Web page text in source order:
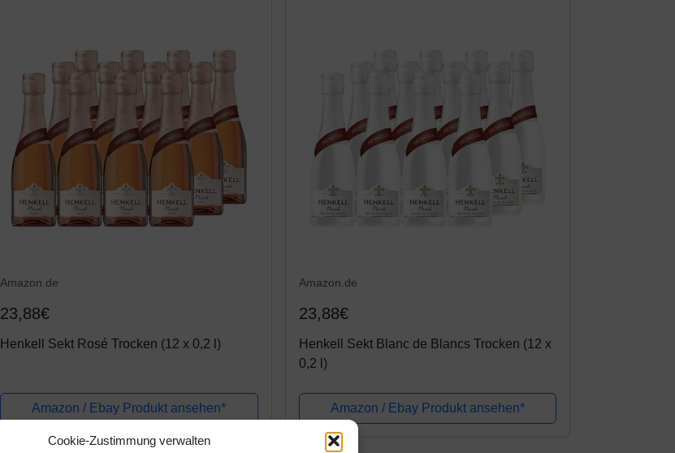
Cookie-Zustimmung verwalten
Amazon.de
23,88€
Henkell Sekt Rosé Trocken (12 x 0,2 l)
Amazon / Ebay Produkt ansehen*
Amazon.de
23,88€
Henkell Sekt Blanc de Blancs Trocken (12 x
0,2 l)
Amazon / Ebay Produkt ansehen*